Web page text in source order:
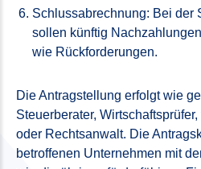
Schlussabrechnung: Bei der
sollen künftig
wie Rückforderungen.
Die Antragstellung erfolgt wie
Steuerberater,
oder Rechtsanwalt. Die
betroffenen Unternehmen mit